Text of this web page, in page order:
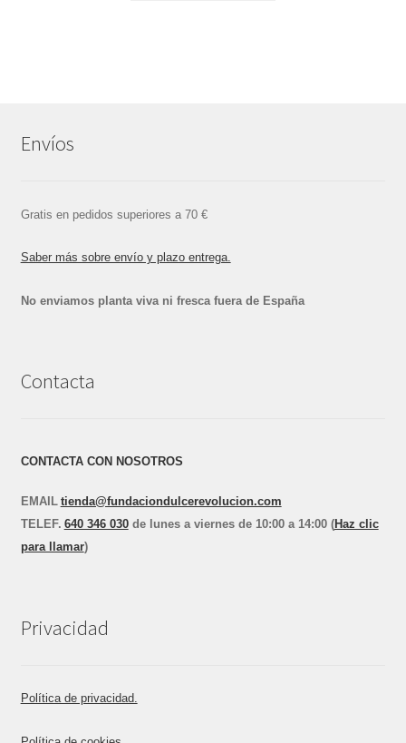
Envíos
Gratis en pedidos superiores a 70 €
Saber más sobre envío y plazo entrega.
No enviamos planta viva ni fresca fuera de España
Contacta
CONTACTA CON NOSOTROS
EMAIL tienda@fundaciondulcerevolucion.com
TELE F. 640 346 030de lunes a viernes de 10:00 a 14:00 (Haz clic
para llamar)
Privacidad
Política de privacidad.